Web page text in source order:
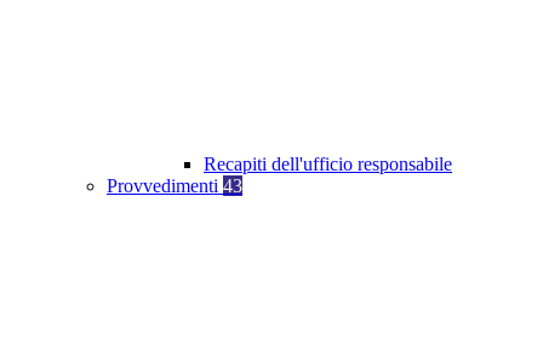
Recapiti dell'ufficio responsabile
Provvedimenti 43